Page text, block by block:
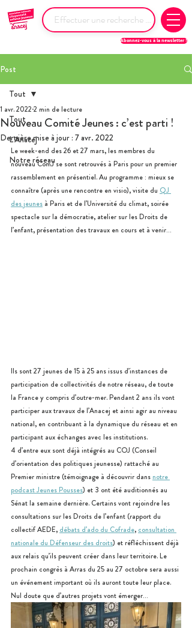
Abonnez-vous à la newsletter !
Post
Tout
L'Anacej
Notre réseau
Tout
Nouveau Comité Jeunes : c’est parti !
1 avr. 2022 2 min de lecture
Dernière mise à jour : 7 avr. 2022
Le week-end des 26 et 27 mars, les membres du
nouveau ComJ se sont retrouvés à Paris pour un premier
rassemblement en présentiel. Au programme : mieux se
connaître (après une rencontre en visio), visite du QJ
des jeunes à Paris et de l’Université du climat, soirée
spectacle sur la démocratie, atelier sur les Droits de
l’enfant, présentation des travaux en cours et à venir…
Ils sont 27 jeunes de 15 à 25 ans issus d’instances de
participation de collectivités de notre réseau, de toute
la France y compris d’outre-mer. Pendant 2 ans ils vont
participer aux travaux de l’Anacej et ainsi agir au niveau
national, en contribuant à la dynamique du réseau et en
participant aux échanges avec les institutions.
4 d’entre eux sont déjà intégrés au COJ (Conseil
d’orientation des politiques jeunesse) rattaché au
Premier ministre (témoignage à découvrir dans notre
podcast Jeunes Pousses) et 3 ont été auditionnés au
Sénat la semaine dernière. Certains vont rejoindre les
consultations sur les Droits de l’enfant (rapport du
collectif AEDE, débats d’ado du Cofrade, consultation
nationale du Défenseur des droits) et réfléchissent déjà
aux relais qu’ils peuvent créer dans leur territoire. Le
prochain congrès à Arras du 25 au 27 octobre sera aussi
un événement important où ils auront toute leur place.
Nul doute que d’autres projets vont émerger…